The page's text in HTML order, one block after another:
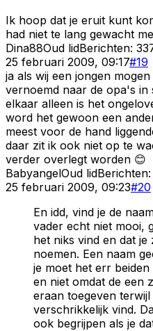
Ik hoop dat je eruit kunt
had niet te lang gewacht
Dina88Oud lidBerichten:
25 februari 2009, 09:17#19
ja als wij een jongen
vernoemd naar de opa's in
elkaar alleen is het
word het gewoon een
meest voor de hand
daar zit ik ook niet op te
verder overlegt worden 😊
BabyangelOud lidBerichten:
25 februari 2009, 09:23#20
En idd, vind je de
vader echt niet mooi,
het niks vind en dat je
noemen. Een naam
je moet het err
en niet omdat de een
eraan toegeven terwijl
verschrikkelijk vind.
ook begrijpen als je